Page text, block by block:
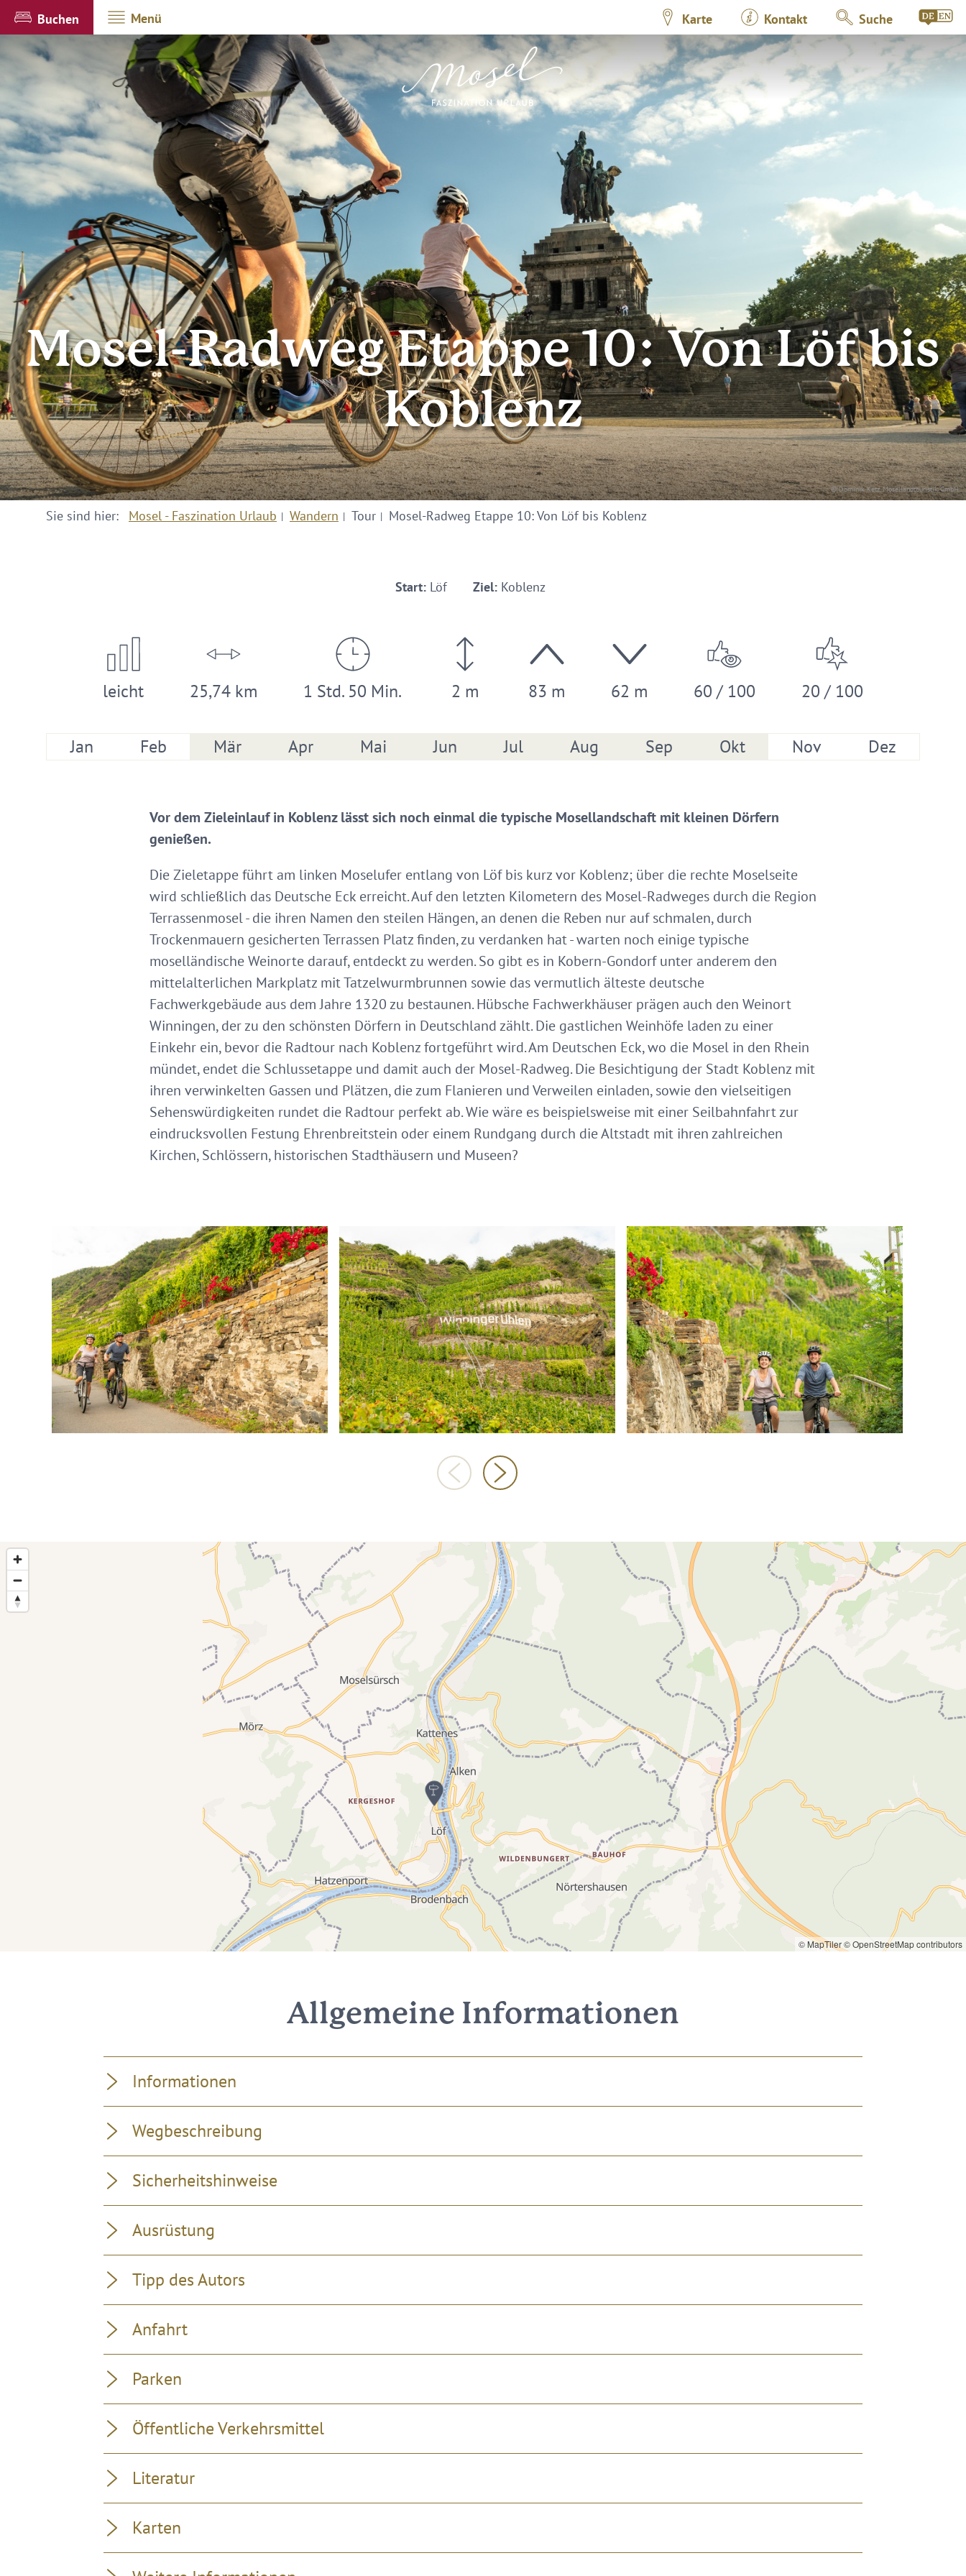
Buchen Menü Karte Kontakt Suche
© Dominik Ketz, Mosellandtouristik GmbH
Mosel-Radweg Etappe 10: Von Löf bis
Koblenz
Sie sind hier: Mosel - Faszination Urlaub Wandern Tour Mosel-Radweg Etappe 10: Von Löf bis Koblenz
Start:Löf Ziel:Koblenz
leicht 25,74 km 1 Std. 50 Min. 2 m 83 m 62 m 60 / 100 20 / 100
Jan Feb Mär Apr Mai Jun Jul Aug Sep Okt Nov Dez
Vor dem Zieleinlauf in Koblenz lässt sich noch einmal die typische Mosellandschaft mit kleinen Dörfern
genießen.
Die Zieletappe führt am linken Moselufer entlang von Löf bis kurz vor Koblenz; über die rechte Moselseite
wird schließlich das Deutsche Eck erreicht. Auf den letzten Kilometern des Mosel-Radweges durch die Region
Terrassenmosel - die ihren Namen den steilen Hängen, an denen die Reben nur auf schmalen, durch
Trockenmauern gesicherten Terrassen Platz finden, zu verdanken hat - warten noch einige typische
moselländische Weinorte darauf, entdeckt zu werden. So gibt es in Kobern-Gondorf unter anderem den
mittelalterlichen Markplatz mit Tatzelwurmbrunnen sowie das vermutlich älteste deutsche
Fachwerkgebäude aus dem Jahre 1320 zu bestaunen. Hübsche Fachwerkhäuser prägen auch den Weinort
Winningen, der zu den schönsten Dörfern in Deutschland zählt. Die gastlichen Weinhöfe laden zu einer
Einkehr ein, bevor die Radtour nach Koblenz fortgeführt wird. Am Deutschen Eck, wo die Mosel in den Rhein
mündet, endet die Schlussetappe und damit auch der Mosel-Radweg. Die Besichtigung der Stadt Koblenz mit
ihren verwinkelten Gassen und Plätzen, die zum Flanieren und Verweilen einladen, sowie den vielseitigen
Sehenswürdigkeiten rundet die Radtour perfekt ab. Wie wäre es beispielsweise mit einer Seilbahnfahrt zur
eindrucksvollen Festung Ehrenbreitstein oder einem Rundgang durch die Altstadt mit ihren zahlreichen
Kirchen, Schlössern, historischen Stadthäusern und Museen?
© MapTiler© OpenStreetMap contributors
Allgemeine Informationen
Informationen
Wegbeschreibung
Sicherheitshinweise
Ausrüstung
Tipp des Autors
Anfahrt
Parken
Öffentliche Verkehrsmittel
Literatur
Karten